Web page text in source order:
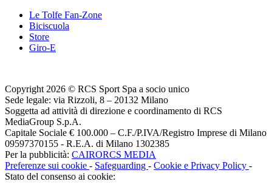
Le Tolfe Fan-Zone
Biciscuola
Store
Giro-E
Copyright 2026 © RCS Sport Spa a socio unico
Sede legale: via Rizzoli, 8 – 20132 Milano
Soggetta ad attività di direzione e coordinamento di RCS
MediaGroup S.p.A.
Capitale Sociale € 100.000 – C.F./P.IVA/Registro Imprese di Milano
09597370155 - R.E.A. di Milano 1302385
Per la pubblicità: CAIRORCS MEDIA
Preferenze sui cookie - Safeguarding - Cookie e Privacy Policy -
Stato del consenso ai cookie: